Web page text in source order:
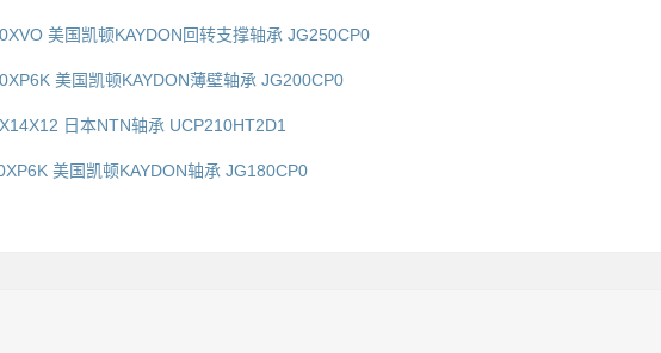
美国凯顿KAYDON回转支撑轴承 JG250CP0
美国凯顿KAYDON薄壁轴承 JG200CP0
日本NTN轴承 UCP210HT2D1
美国凯顿KAYDON轴承 JG180CP0